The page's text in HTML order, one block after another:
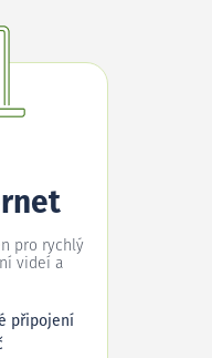
pro rychlý
videí a
připojení